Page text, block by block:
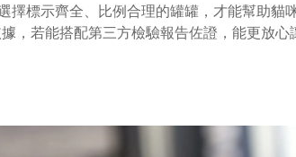
擇標示齊全、比例合理的罐罐，才能幫助貓
，若能搭配第三方檢驗報告佐證，能更放心